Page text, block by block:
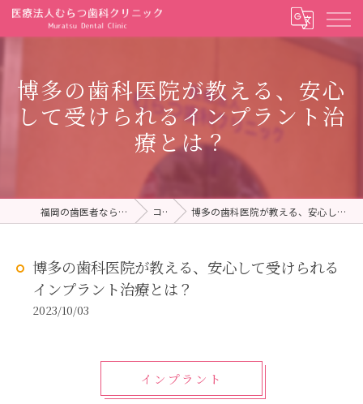
博多の歯科医院が教える、安心
して受けられるインプラント治
療とは？
福岡の歯医者ならむらつ歯科クリニック コラム 博多の歯科医院が教える、安心して受けられるインプラント治療とは？
博多の歯科医院が教える、安心して受けられる
インプラント治療とは？
2023/10/03
インプラント